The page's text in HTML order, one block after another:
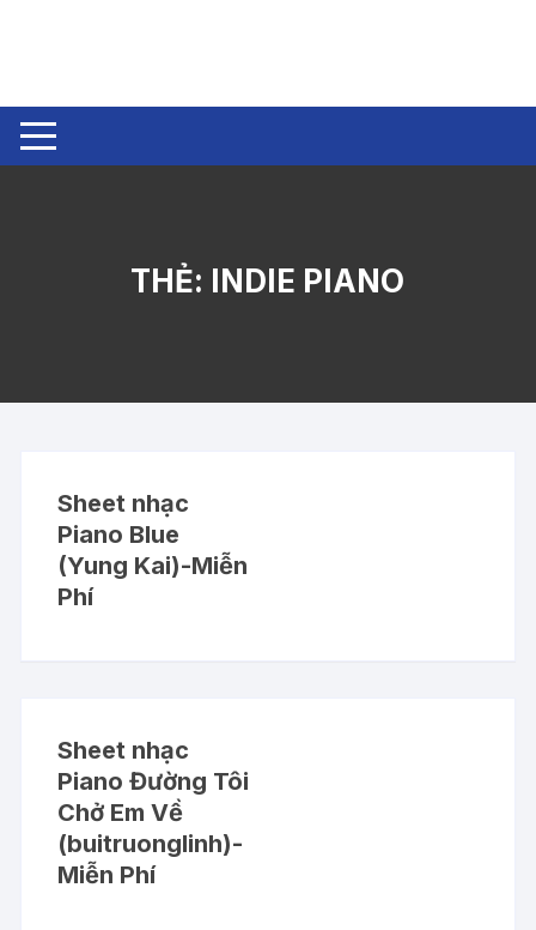
THẺ: INDIE PIANO
Sheet nhạc
Piano Blue
(Yung Kai)-Miễn
Phí
Sheet nhạc
Piano Đường Tôi
Chở Em Về
(buitruonglinh)-
Miễn Phí